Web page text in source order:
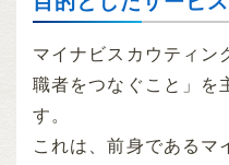
マイナビスカウティン
職者をつなぐこと」を
す。
これは、前身であるマ